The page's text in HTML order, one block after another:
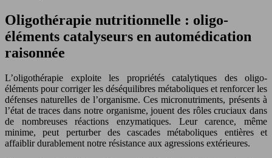
Oligothérapie nutritionnelle : oligo-
éléments catalyseurs en automédication
raisonnée
L’oligothérapie exploite les propriétés catalytiques des oligo-
éléments pour corriger les déséquilibres métaboliques et renforcer les
défenses naturelles de l’organisme. Ces micronutriments, présents à
l’état de traces dans notre organisme, jouent des rôles cruciaux dans
de nombreuses réactions enzymatiques. Leur carence, même
minime, peut perturber des cascades métaboliques entières et
affaiblir durablement notre résistance aux agressions extérieures.